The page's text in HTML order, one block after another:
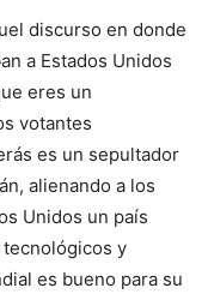
discurso en donde
a Estados Unidos
eres un
votantes
es un sepultador
alienando a los
Unidos un país
y
es bueno para su